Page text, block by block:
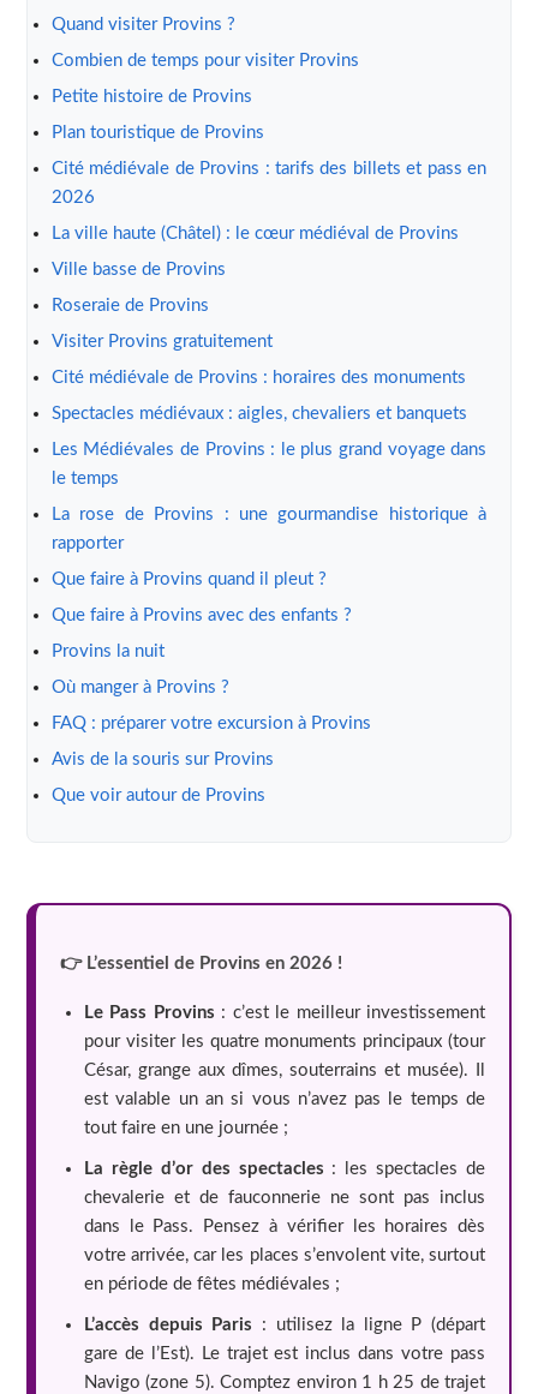
Quand visiter Provins ?
Combien de temps pour visiter Provins
Petite histoire de Provins
Plan touristique de Provins
Cité médiévale de Provins : tarifs des billets et pass en
2026
La ville haute (Châtel) : le cœur médiéval de Provins
Ville basse de Provins
Roseraie de Provins
Visiter Provins gratuitement
Cité médiévale de Provins : horaires des monuments
Spectacles médiévaux : aigles, chevaliers et banquets
Les Médiévales de Provins : le plus grand voyage dans
le temps
La rose de Provins : une gourmandise historique à
rapporter
Que faire à Provins quand il pleut ?
Que faire à Provins avec des enfants ?
Provins la nuit
Où manger à Provins ?
FAQ : préparer votre excursion à Provins
Avis de la souris sur Provins
Que voir autour de Provins
👉 L’essentiel de Provins en 2026 !
Le Pass Provins : c’est le meilleur investissement
pour visiter les quatre monuments principaux (tour
César, grange aux dîmes, souterrains et musée). Il
est valable un an si vous n’avez pas le temps de
tout faire en une journée ;
La règle d’or des spectacles : les spectacles de
chevalerie et de fauconnerie ne sont pas inclus
dans le Pass. Pensez à vérifier les horaires dès
votre arrivée, car les places s’envolent vite, surtout
en période de fêtes médiévales ;
L’accès depuis Paris : utilisez la ligne P (départ
gare de l’Est). Le trajet est inclus dans votre pass
Navigo (zone 5). Comptez environ 1 h 25 de trajet